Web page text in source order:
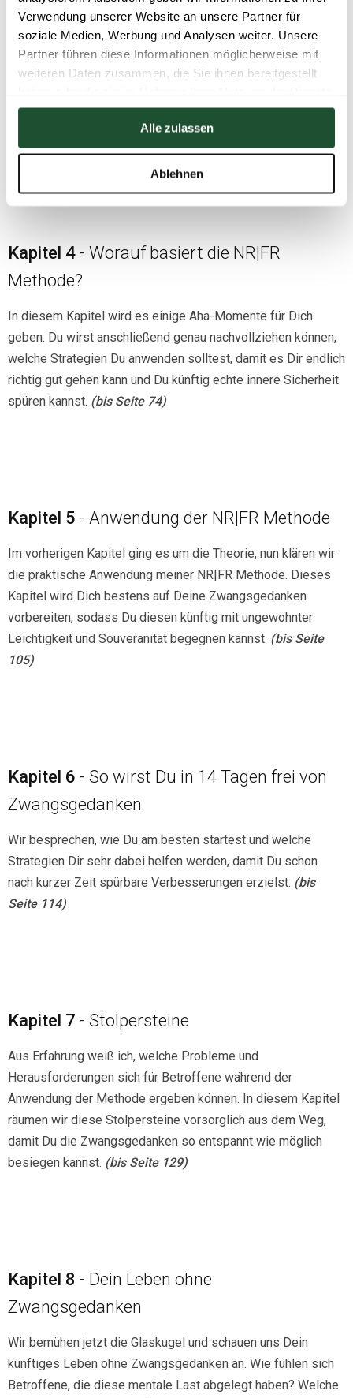
Verwendung unserer Website an unsere Partner für
soziale Medien, Werbung und Analysen weiter. Unsere
Partner führen diese Informationen möglicherweise mit
weiteren Daten zusammen, die Sie ihnen bereitgestellt
gesammelt haben.
Alle zulassen
Ablehnen
Zwangsgedanken nicht weg?
Hier lernst Du den logischen Mechanismus der
Zwangsgedanken kennen. Du wirst danach verstehen, warum
weshalb Du unbeabsichtigt alles dafür tust, dass es nicht
(bis Seite 55)
Kapitel 4 - Worauf basiert die NR|FR
Methode?
In diesem Kapitel wird es einige Aha-Momente für Dich
geben. Du wirst anschließend genau nachvollziehen können,
welche Strategien Du anwenden solltest, damit es Dir endlich
richtig gut gehen kann und Du künftig echte innere Sicherheit
spüren kannst. (bis Seite 74)
Kapitel 5 - Anwendung der NR|FR Methode
Im vorherigen Kapitel ging es um die Theorie, nun klären wir
die praktische Anwendung meiner NR|FR Methode. Dieses
Kapitel wird Dich bestens auf Deine Zwangsgedanken
vorbereiten, sodass Du diesen künftig mit ungewohnter
Leichtigkeit und Souveränität begegnen kannst. (bis Seite
105)
Kapitel 6 - So wirst Du in 14 Tagen frei von
Zwangsgedanken
Wir besprechen, wie Du am besten startest und welche
Strategien Dir sehr dabei helfen werden, damit Du schon
nach kurzer Zeit spürbare Verbesserungen erzielst. (bis
Seite 114)
Kapitel 7 - Stolpersteine
Aus Erfahrung weiß ich, welche Probleme und
Herausforderungen sich für Betroffene während der
Anwendung der Methode ergeben können. In diesem Kapitel
räumen wir diese Stolpersteine vorsorglich aus dem Weg,
damit Du die Zwangsgedanken so entspannt wie möglich
besiegen kannst. (bis Seite 129)
Kapitel 8 - Dein Leben ohne
Zwangsgedanken
Wir bemühen jetzt die Glaskugel und schauen uns Dein
künftiges Leben ohne Zwangsgedanken an. Wie fühlen sich
Betroffene, die diese mentale Last abgelegt haben? Welche